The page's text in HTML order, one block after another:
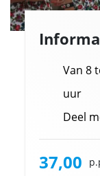
Van 8
uur
Deel
37,00